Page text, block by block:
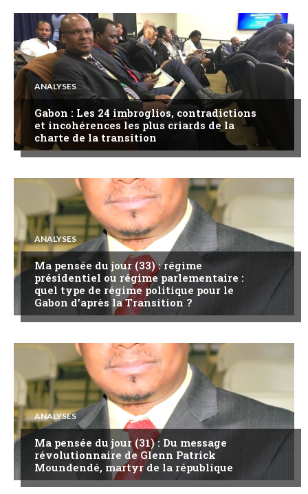
ANALYSES
Gabon : Les 24 imbroglios, contradictions
et incohérences les plus criards de la
charte de la transition
ANALYSES
Ma pensée du jour (33) : régime
présidentiel ou régime parlementaire :
quel type de régime politique pour le
Gabon d’après la Transition ?
ANALYSES
Ma pensée du jour (31) : Du message
révolutionnaire de Glenn Patrick
Moundendé, martyr de la république